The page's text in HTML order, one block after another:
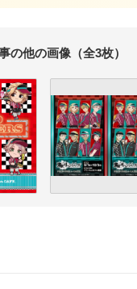
の他の画像（全3枚）